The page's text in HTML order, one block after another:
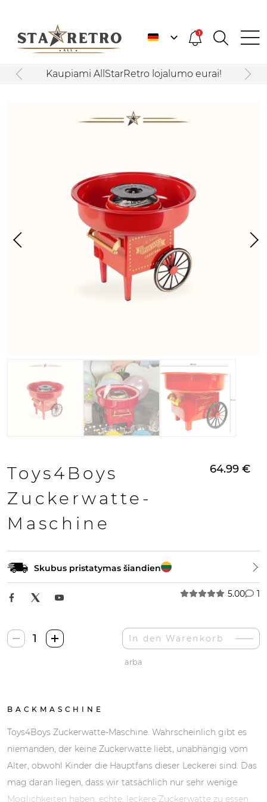
1
Kaupiami AllStarRetro lojalumo eurai!
Toys4Boys
Zuckerwatte-
Maschine
64.99 €
BACKMASCHINE
Toys4Boys Zuckerwatte-Maschine. Wahrscheinlich gibt es
niemanden, der keine Zuckerwatte liebt, unabhängig vom
Alter, obwohl Kinder die Hauptfans dieser Leckerei sind. Das
mag daran liegen, dass wir tatsächlich nur sehr wenige
Möglichkeiten haben, echte, leckere Zuckerwatte zu essen.
Skubus pristatymas šiandien
5.00 1
Toys4Boys
Cukraus
Menge
In den Warenkorb
arba